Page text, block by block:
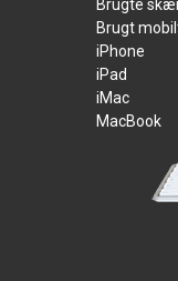
Brugte
Brugt
iPhone
iPad
iMac
MacBook